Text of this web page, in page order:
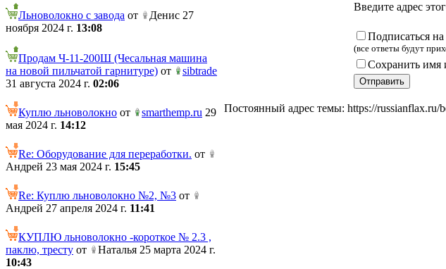
Льноволокно с завода от
Денис 27
ноября 2024 г. 13:08
Продам Ч-11-200Ш (Чесальная машина
на новой пильчатой гарнитуре) от
sibtrade
31 августа 2024 г. 02:06
Куплю льноволокно от smarthemp.ru 29
мая 2024 г. 14:12
Re: Оборудование для переработки. от
Андрей 23 мая 2024 г. 15:45
Re: Куплю льноволокно №2, №3 от
Андрей 27 апреля 2024 г. 11:41
КУПЛЮ льноволокно -короткое № 2.3 ,
паклю, тресту от
Наталья 25 марта 2024 г.
10:43
Введите адрес
Подписаться
(все ответы будут
Сохранить имя
Постоянный адрес темы: https://russianflax.ru/